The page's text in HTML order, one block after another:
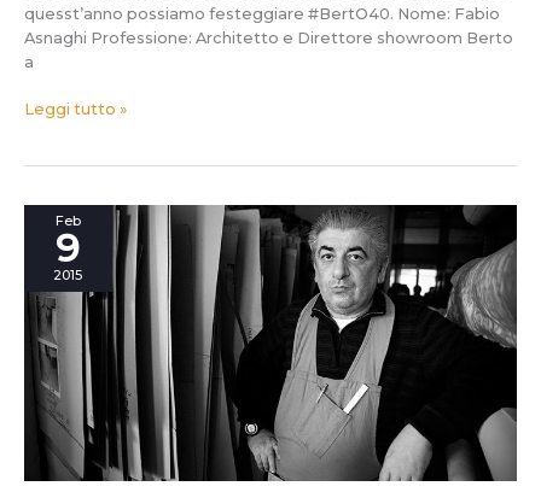
quesst’anno possiamo festeggiare #BertO40. Nome: Fabio
Asnaghi Professione: Architetto e Direttore showroom Berto
a
Leggi tutto »
Feb
9
2015
Berto40:
Pierluigi,
che
impara
ogni
giorno.